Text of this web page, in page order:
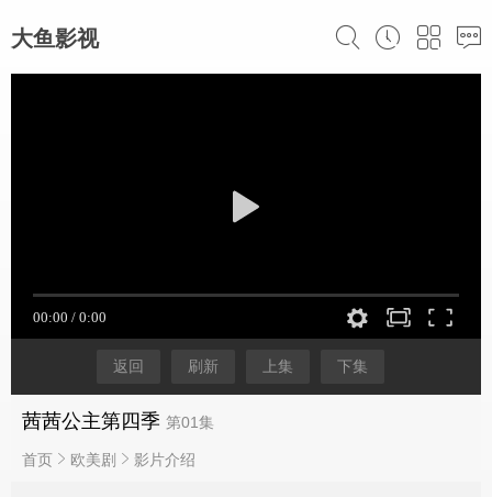
大鱼影视
返回 刷新 上集 下集
茜茜公主第四季 第01集
首页 欧美剧 影片介绍